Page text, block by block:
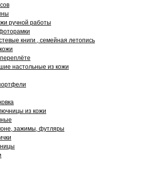
ручной работы
книги , семейная летопись
настольные из кожи
из кожи
зажимы, футляры